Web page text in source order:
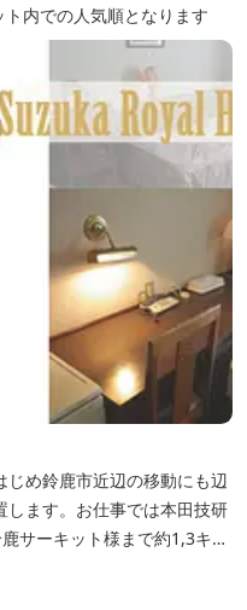
内での人気順となります
め鈴鹿市近辺の移動にも辺
ます。お仕事では本田技研
サーキット様まで約1,3キ
デン様まで約3キロととて
セスも便利でシャープ亀山